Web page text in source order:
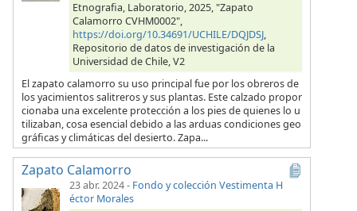
Etnografia, Laboratorio, 2025, "Zapato
Calamorro CVHM0002",
https://doi.org/10.34691/UCHILE/DQJDSJ,
Repositorio de datos de investigación de la
Universidad de Chile, V2
El zapato calamorro su uso principal fue por los obreros de
los yacimientos salitreros y sus plantas. Este calzado propor
cionaba una excelente protección a los pies de quienes lo u
tilizaban, cosa esencial debido a las arduas condiciones geo
gráficas y climáticas del desierto. Zapa...
Zapato Calamorro
23 abr. 2024- Fondo y colección Vestimenta H
éctor Morales